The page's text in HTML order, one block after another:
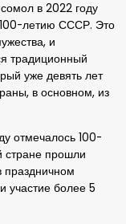
в 2022 году
летию СССР. Это
и
традиционный
уже девять лет
в основном, из
отмечалось 100-
стране прошли
праздничном
участие более 5